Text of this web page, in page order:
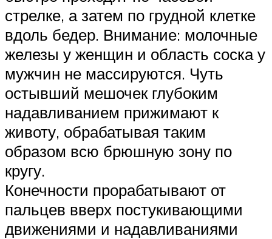
стрелке, а затем по грудной клетке
вдоль бедер. Внимание: молочные
железы у женщин и область соска у
мужчин не массируются. Чуть
остывший мешочек глубоким
надавливанием прижимают к
животу, обрабатывая таким
образом всю брюшную зону по
кругу.
Конечности прорабатывают от
пальцев вверх постукивающими
движениями и надавливаниями